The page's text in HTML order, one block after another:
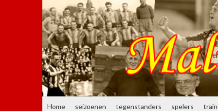
Home seizoenen tegenstanders spelers